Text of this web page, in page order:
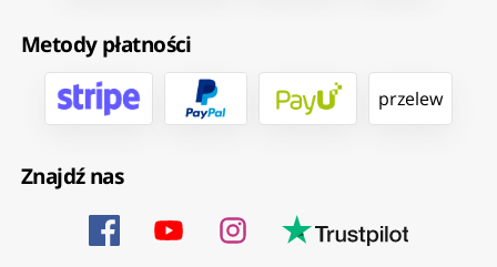
Metody płatności
przelew
Znajdź nas